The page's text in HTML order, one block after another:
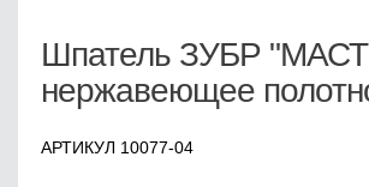
Шпатель ЗУБР
нержавеющее
АРТИКУЛ 10077-04